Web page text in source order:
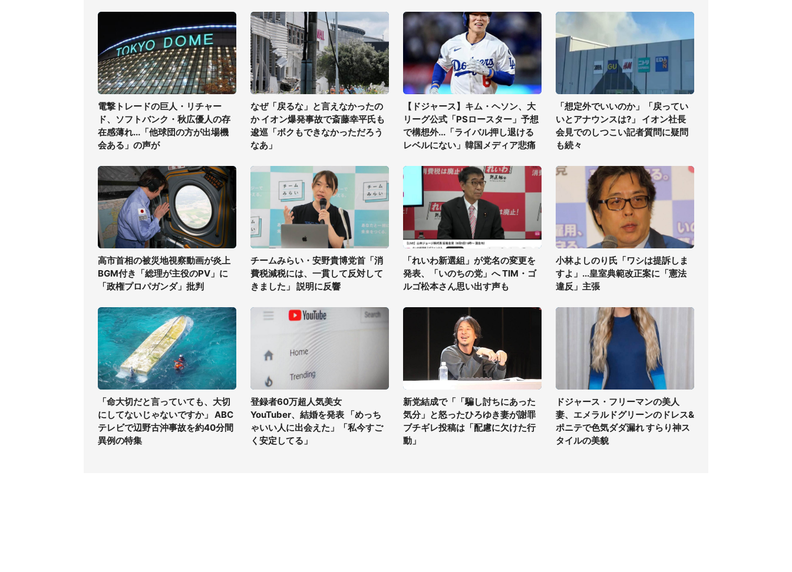
電撃トレードの巨人・リチャー
ド、ソフトバンク・秋広優人の存
在感薄れ...「他球団の方が出場機
会ある」の声が
なぜ「戻るな」と言えなかったの
か イオン爆発事故で斎藤幸平氏も
逡巡「ボクもできなかっただろう
なあ」
【ドジャース】キム・ヘソン、大
リーグ公式「PSロースター」予想
で構想外...「ライバル押し退ける
レベルにない」韓国メディア悲痛
「想定外でいいのか」「戻ってい
いとアナウンスは?」 イオン社長
会見でのしつこい記者質問に疑問
も続々
高市首相の被災地視察動画が炎上
BGM付き「総理が主役のPV」に
「政権プロパガンダ」批判
チームみらい・安野貴博党首「消
費税減税には、一貫して反対して
きました」 説明に反響
「れいわ新選組」が党名の変更を
発表、「いのちの党」へ TIM・ゴ
ルゴ松本さん思い出す声も
小林よしのり氏「ワシは提訴しま
すよ」...皇室典範改正案に「憲法
違反」主張
「命大切だと言っていても、大切
にしてないじゃないですか」 ABC
テレビで辺野古沖事故を約40分間
異例の特集
登録者60万超人気美女
YouTuber、結婚を発表 「めっち
ゃいい人に出会えた」「私今すご
く安定してる」
新党結成で「「騙し討ちにあった
気分」と怒ったひろゆき妻が謝罪
ブチギレ投稿は「配慮に欠けた行
動」
ドジャース・フリーマンの美人
妻、エメラルドグリーンのドレス&
ポニテで色気ダダ漏れ すらり神ス
タイルの美貌